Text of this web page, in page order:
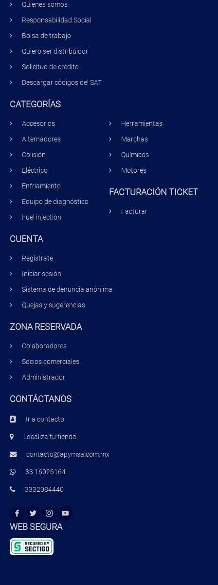
Quienes somos
Responsabilidad Social
Bolsa de trabajo
Quiero ser distribuidor
Solicitud de crédito
Descargar códigos del SAT
CATEGORÍAS
Accesorios
Alternadores
Colisión
Eléctrico
Enfriamiento
Equipo de diagnóstico
Fuel injection
Herramientas
Marchas
Químicos
Motores
FACTURACIÓN TICKET
Facturar
CUENTA
Regístrate
Iniciar sesión
Sistema de denuncia anónima
Quejas y sugerencias
ZONA RESERVADA
Colaboradores
Socios comerciales
Administrador
CONTÁCTANOS
Ir a contacto
Localiza tu tienda
contacto@apymsa.com.mx
33 16026164
3332084440
WEB SEGURA